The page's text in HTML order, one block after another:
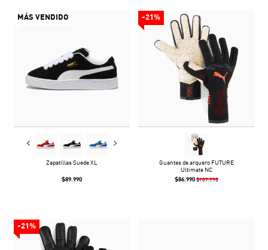
MÁS VENDIDO
Zapatillas Suede XL
$89.990
-21%
Guantes de arquero FUTURE
Ultimate NC
$86.990 $109.990
-21%